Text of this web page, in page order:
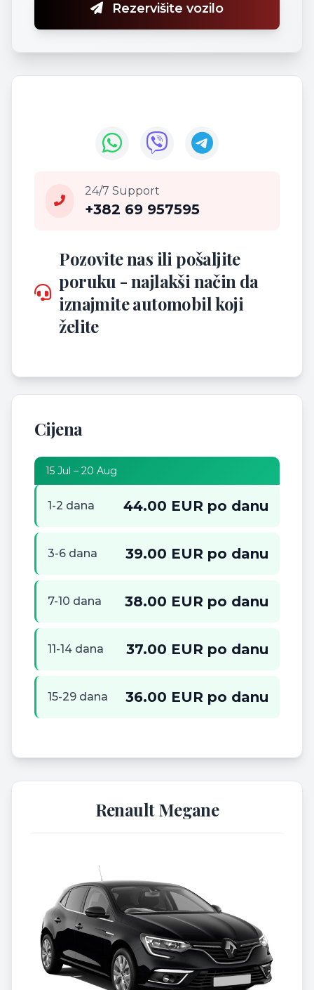
Rezervišite vozilo
24/7 Support
+382 69 957595
Pozovite nas ili pošaljite
poruku - najlakši način da
iznajmite automobil koji
želite
Cijena
15 Jul – 20 Aug
1-2 dana 44.00 EUR po danu
3-6 dana 39.00 EUR po danu
7-10 dana 38.00 EUR po danu
11-14 dana 37.00 EUR po danu
15-29 dana 36.00 EUR po danu
Renault Megane